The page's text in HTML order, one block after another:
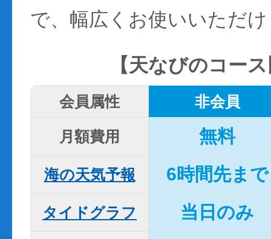
で、幅広くお使いいただ
【天なびのコー
会員属性 非会員
月額費用 無料
海の天気予報 6時間先まで
タイドグラフ 当日のみ